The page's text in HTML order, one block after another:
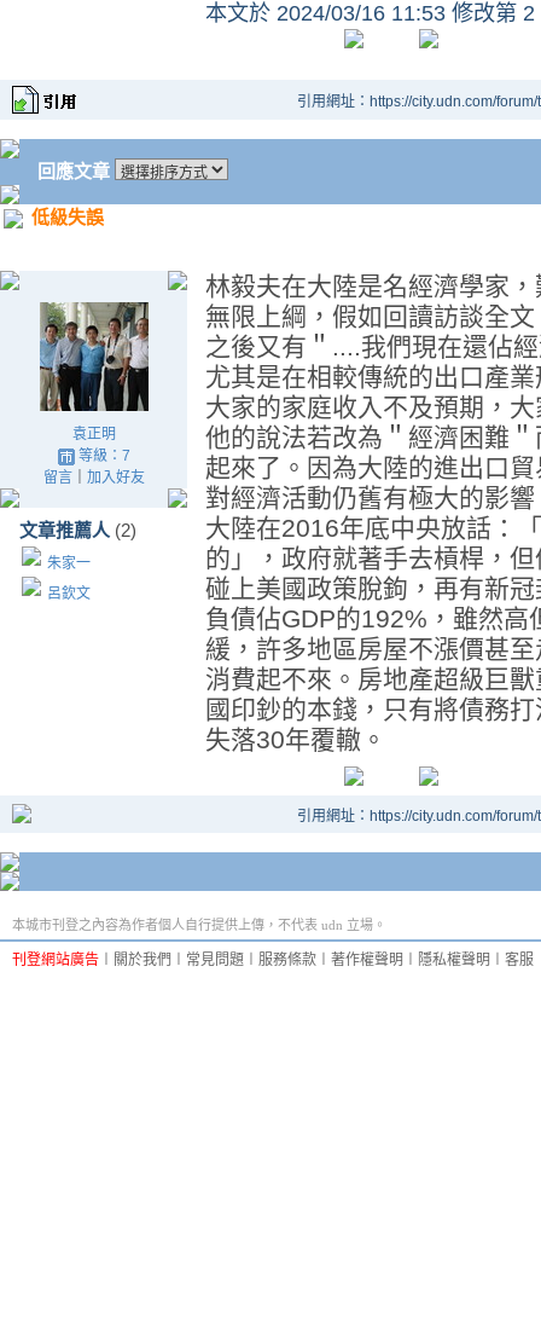
本文於 2024/03/16 11:53 修改第 2
引用網址：https://city.udn.com/
回應文章
低級失誤
袁正明
等級：7
留言｜ 加入好友
文章推薦人 (2)
朱家一
呂欽文
林毅夫在大陸是名經濟學家
無限上綱，假如回讀訪談全
之後又有＂....我們現在還佔
尤其是在相較傳統的出口產
大家的家庭收入不及預期，
他的說法若改為＂經濟困難
起來了。因為大陸的進出口
對經濟活動仍舊有極大的影響
大陸在2016年底中央放話：
的」，政府就著手去槓桿，
碰上美國政策脫鉤，再有新
負債佔GDP的192%，雖然高
緩，許多地區房屋不漲價甚
消費起不來。房地產超級巨
國印鈔的本錢，只有將債務
失落30年覆轍。
引用網址：https://city.udn.com/
本城市刊登之內容為作者個人自行提供上傳，不代表 udn 立場。
刊登網站廣告 關於我們 常見問題 服務條款 著作權聲明 隱私權聲明 客服